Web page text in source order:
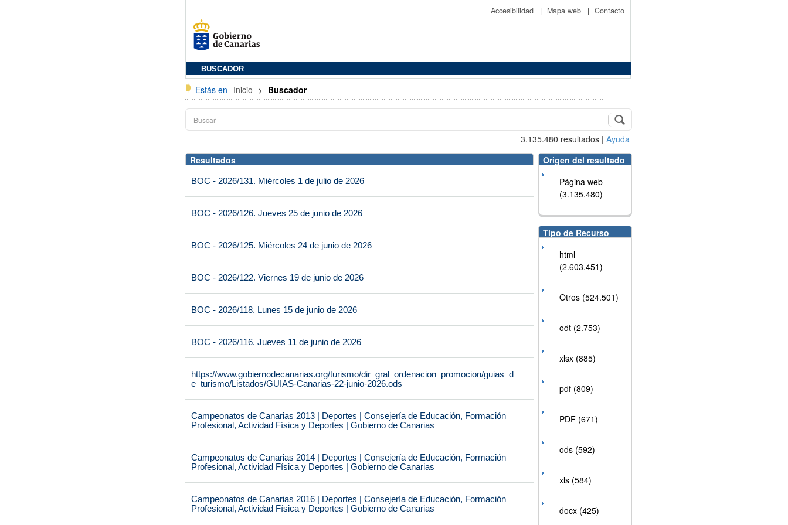
Accesibilidad | Mapa web | Contacto
BUSCADOR
Estás en Inicio > Buscador
3.135.480 resultados | Ayuda
Resultados
BOC - 2026/131. Miércoles 1 de julio de 2026
BOC - 2026/126. Jueves 25 de junio de 2026
BOC - 2026/125. Miércoles 24 de junio de 2026
BOC - 2026/122. Viernes 19 de junio de 2026
BOC - 2026/118. Lunes 15 de junio de 2026
BOC - 2026/116. Jueves 11 de junio de 2026
https://www.gobiernodecanarias.org/turismo/dir_gral_ordenacion_promocion/guias_d
e_turismo/Listados/GUIAS-Canarias-22-junio-2026.ods
Campeonatos de Canarias 2013 | Deportes | Consejería de Educación, Formación
Profesional, Actividad Física y Deportes | Gobierno de Canarias
Campeonatos de Canarias 2014 | Deportes | Consejería de Educación, Formación
Profesional, Actividad Física y Deportes | Gobierno de Canarias
Campeonatos de Canarias 2016 | Deportes | Consejería de Educación, Formación
Profesional, Actividad Física y Deportes | Gobierno de Canarias
Origen del resultado
Página web
(3.135.480)
Tipo de Recurso
html
(2.603.451)
Otros (524.501)
odt (2.753)
xlsx (885)
pdf (809)
PDF (671)
ods (592)
xls (584)
docx (425)